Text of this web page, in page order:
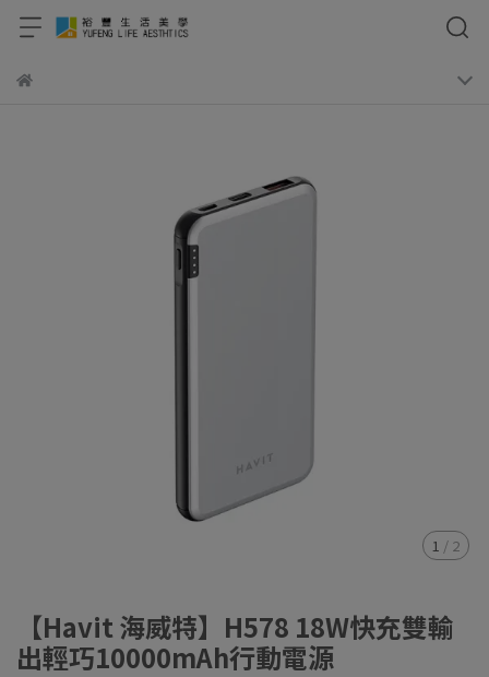
1 / 2
【Havit 海威特】H578 18W快充雙輸
出輕巧10000mAh行動電源